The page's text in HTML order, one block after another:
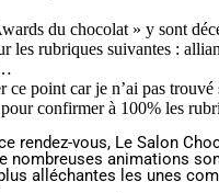
du chocolat » y sont
les rubriques suivantes :
ce point car je n’ai pas
confirmer à 100% les
rendez-vous, Le Salon
nombreuses animations
alléchantes les unes